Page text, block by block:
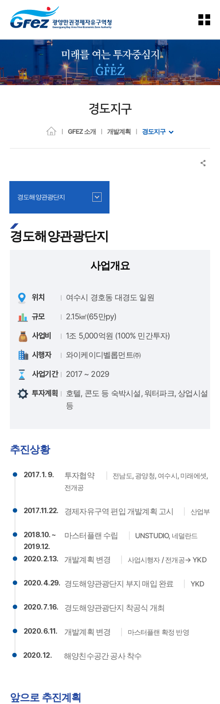
경도지구
GFEZ 소개 개발계획 경도지구
경도해양관광단지
경도해양관광단지
사업개요
위치 여수시 경호동 대경도 일원
규모 2.15㎢(65만py)
사업비 1조 5,000억원 (100% 민간투자)
시행자 와이케이디벨롭먼트㈜
사업기간 2017 ~ 2029
투자계획
호텔, 콘도 등 숙박시설, 워터파크, 상업시설
등
추진상황
2017. 1. 9. 투자협약
전남도, 광양청, 여수시, 미래에셋,
전개공
2017.11.22. 경제자유구역 편입 개발계획 고시 산업부
2018.10. ~
2019.12.
마스터플랜 수립 UNSTUDIO, 네덜란드
2020. 2.13. 개발계획 변경 사업시행자 / 전개공→ YKD
2020. 4.29. 경도해양관광단지 부지 매입 완료 YKD
2020. 7.16. 경도해양관광단지 착공식 개최
2020. 6.11. 개발계획 변경 마스터플랜 확정 반영
2020. 12. 해양친수공간 공사 착수
앞으로 추진계획